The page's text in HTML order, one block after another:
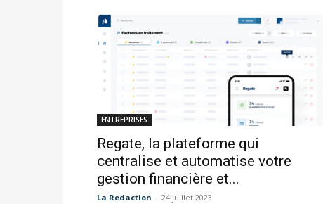
ENTREPRISES
Regate, la plateforme qui
centralise et automatise votre
gestion financière et...
La Redaction - 24 juillet 2023